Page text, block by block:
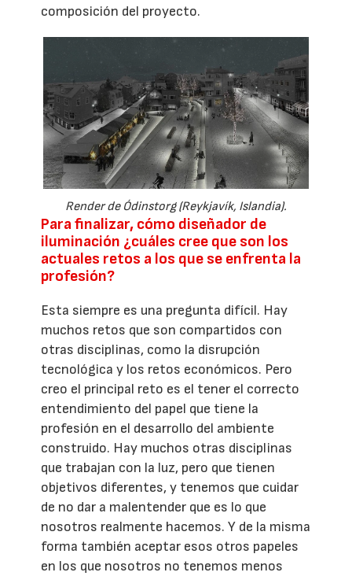
composición del proyecto.
Render de Ódinstorg (Reykjavík, Islandia).
Para finalizar, cómo diseñador de
iluminación ¿cuáles cree que son los
actuales retos a los que se enfrenta la
profesión?
Esta siempre es una pregunta difícil. Hay
muchos retos que son compartidos con
otras disciplinas, como la disrupción
tecnológica y los retos económicos. Pero
creo el principal reto es el tener el correcto
entendimiento del papel que tiene la
profesión en el desarrollo del ambiente
construido. Hay muchos otras disciplinas
que trabajan con la luz, pero que tienen
objetivos diferentes, y tenemos que cuidar
de no dar a malentender que es lo que
nosotros realmente hacemos. Y de la misma
forma también aceptar esos otros papeles
en los que nosotros no tenemos menos